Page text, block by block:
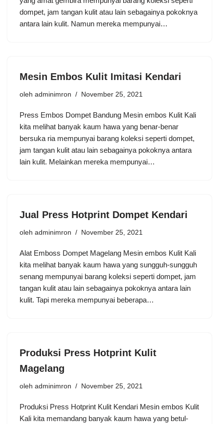
dompet, jam tangan kulit atau lain sebagainya pokoknya
antara lain kulit. Namun mereka mempunyai…
Mesin Embos Kulit Imitasi Kendari
oleh adminimron November 25, 2021
Press Embos Dompet Bandung Mesin embos Kulit Kali
kita melihat banyak kaum hawa yang benar-benar
bersuka ria mempunyai barang koleksi seperti dompet,
jam tangan kulit atau lain sebagainya pokoknya antara
lain kulit. Melainkan mereka mempunyai…
Jual Press Hotprint Dompet Kendari
oleh adminimron November 25, 2021
Alat Emboss Dompet Magelang Mesin embos Kulit Kali
kita melihat banyak kaum hawa yang sungguh-sungguh
senang mempunyai barang koleksi seperti dompet, jam
tangan kulit atau lain sebagainya pokoknya antara lain
kulit. Tapi mereka mempunyai beberapa…
Produksi Press Hotprint Kulit
Magelang
oleh adminimron November 25, 2021
Produksi Press Hotprint Kulit Kendari Mesin embos Kulit
Kali kita memandang banyak kaum hawa yang betul-